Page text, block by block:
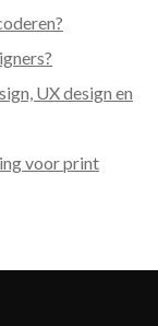
UX design en
voor print